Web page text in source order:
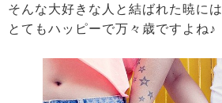
そんな大好きな人と結ばれた暁には
とてもハッピーで万々歳ですよね♪